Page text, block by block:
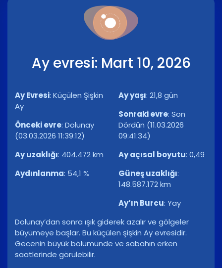
Ay evresi: Mart 10, 2026
Ay Evresi: Küçülen Şişkin
Ay
Önceki evre: Dolunay
(03.03.2026 11:39:12)
Ay uzaklığı: 404.472 km
Aydınlanma: 54,1 %
Ay yaşı: 21,8 gün
Sonraki evre: Son
Dördün (11.03.2026
09:41:34)
Ay açısal boyutu: 0,49
Güneş uzaklığı:
148.587.172 km
Ay’ın Burcu: Yay
Dolunay’dan sonra ışık giderek azalır ve gölgeler
büyümeye başlar. Bu küçülen şişkin Ay evresidir.
Gecenin büyük bölümünde ve sabahın erken
saatlerinde görülebilir.